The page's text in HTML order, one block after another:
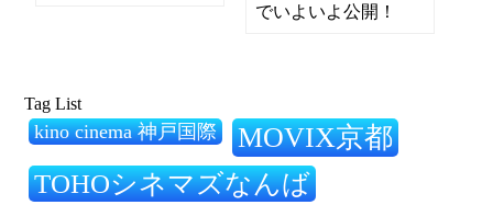
でいよいよ公開！
Tag List
kino cinema 神戸国際 MOVIX京都
TOHOシネマズなんば